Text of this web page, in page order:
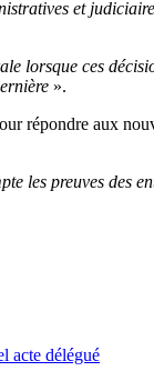
et
lorsque ces
».
répondre aux
les preuves des
acte délégué